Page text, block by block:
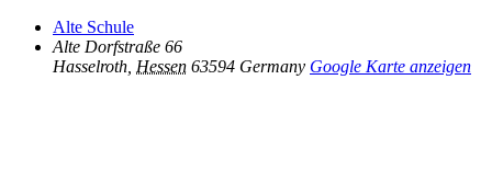
Alte Schule
Alte Dorfstraße 66
Hasselroth Hessen 63594 Germany Google Karte anzeigen